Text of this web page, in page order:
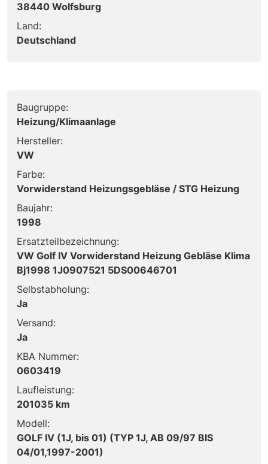
38440 Wolfsburg
Land:
Deutschland
Baugruppe:
Heizung/Klimaanlage
Hersteller:
VW
Farbe:
Vorwiderstand Heizungsgebläse / STG Heizung
Baujahr:
1998
Ersatzteilbezeichnung:
VW Golf IV Vorwiderstand Heizung Gebläse Klima
Bj1998 1J0907521 5DS00646701
Selbstabholung:
Ja
Versand:
Ja
KBA Nummer:
0603419
Laufleistung:
201035 km
Modell:
GOLF IV (1J, bis 01) (TYP 1J, AB 09/97 BIS
04/01,1997-2001)